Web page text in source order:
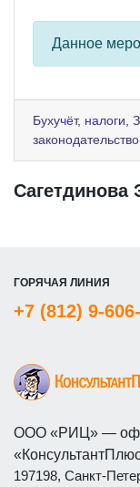
Данное
Бухучёт, налоги
законодательство
Сагетдинова
ГОРЯЧАЯ ЛИНИЯ
+7 (812) 9-
ООО «РИЦ» —
197198, Санкт-